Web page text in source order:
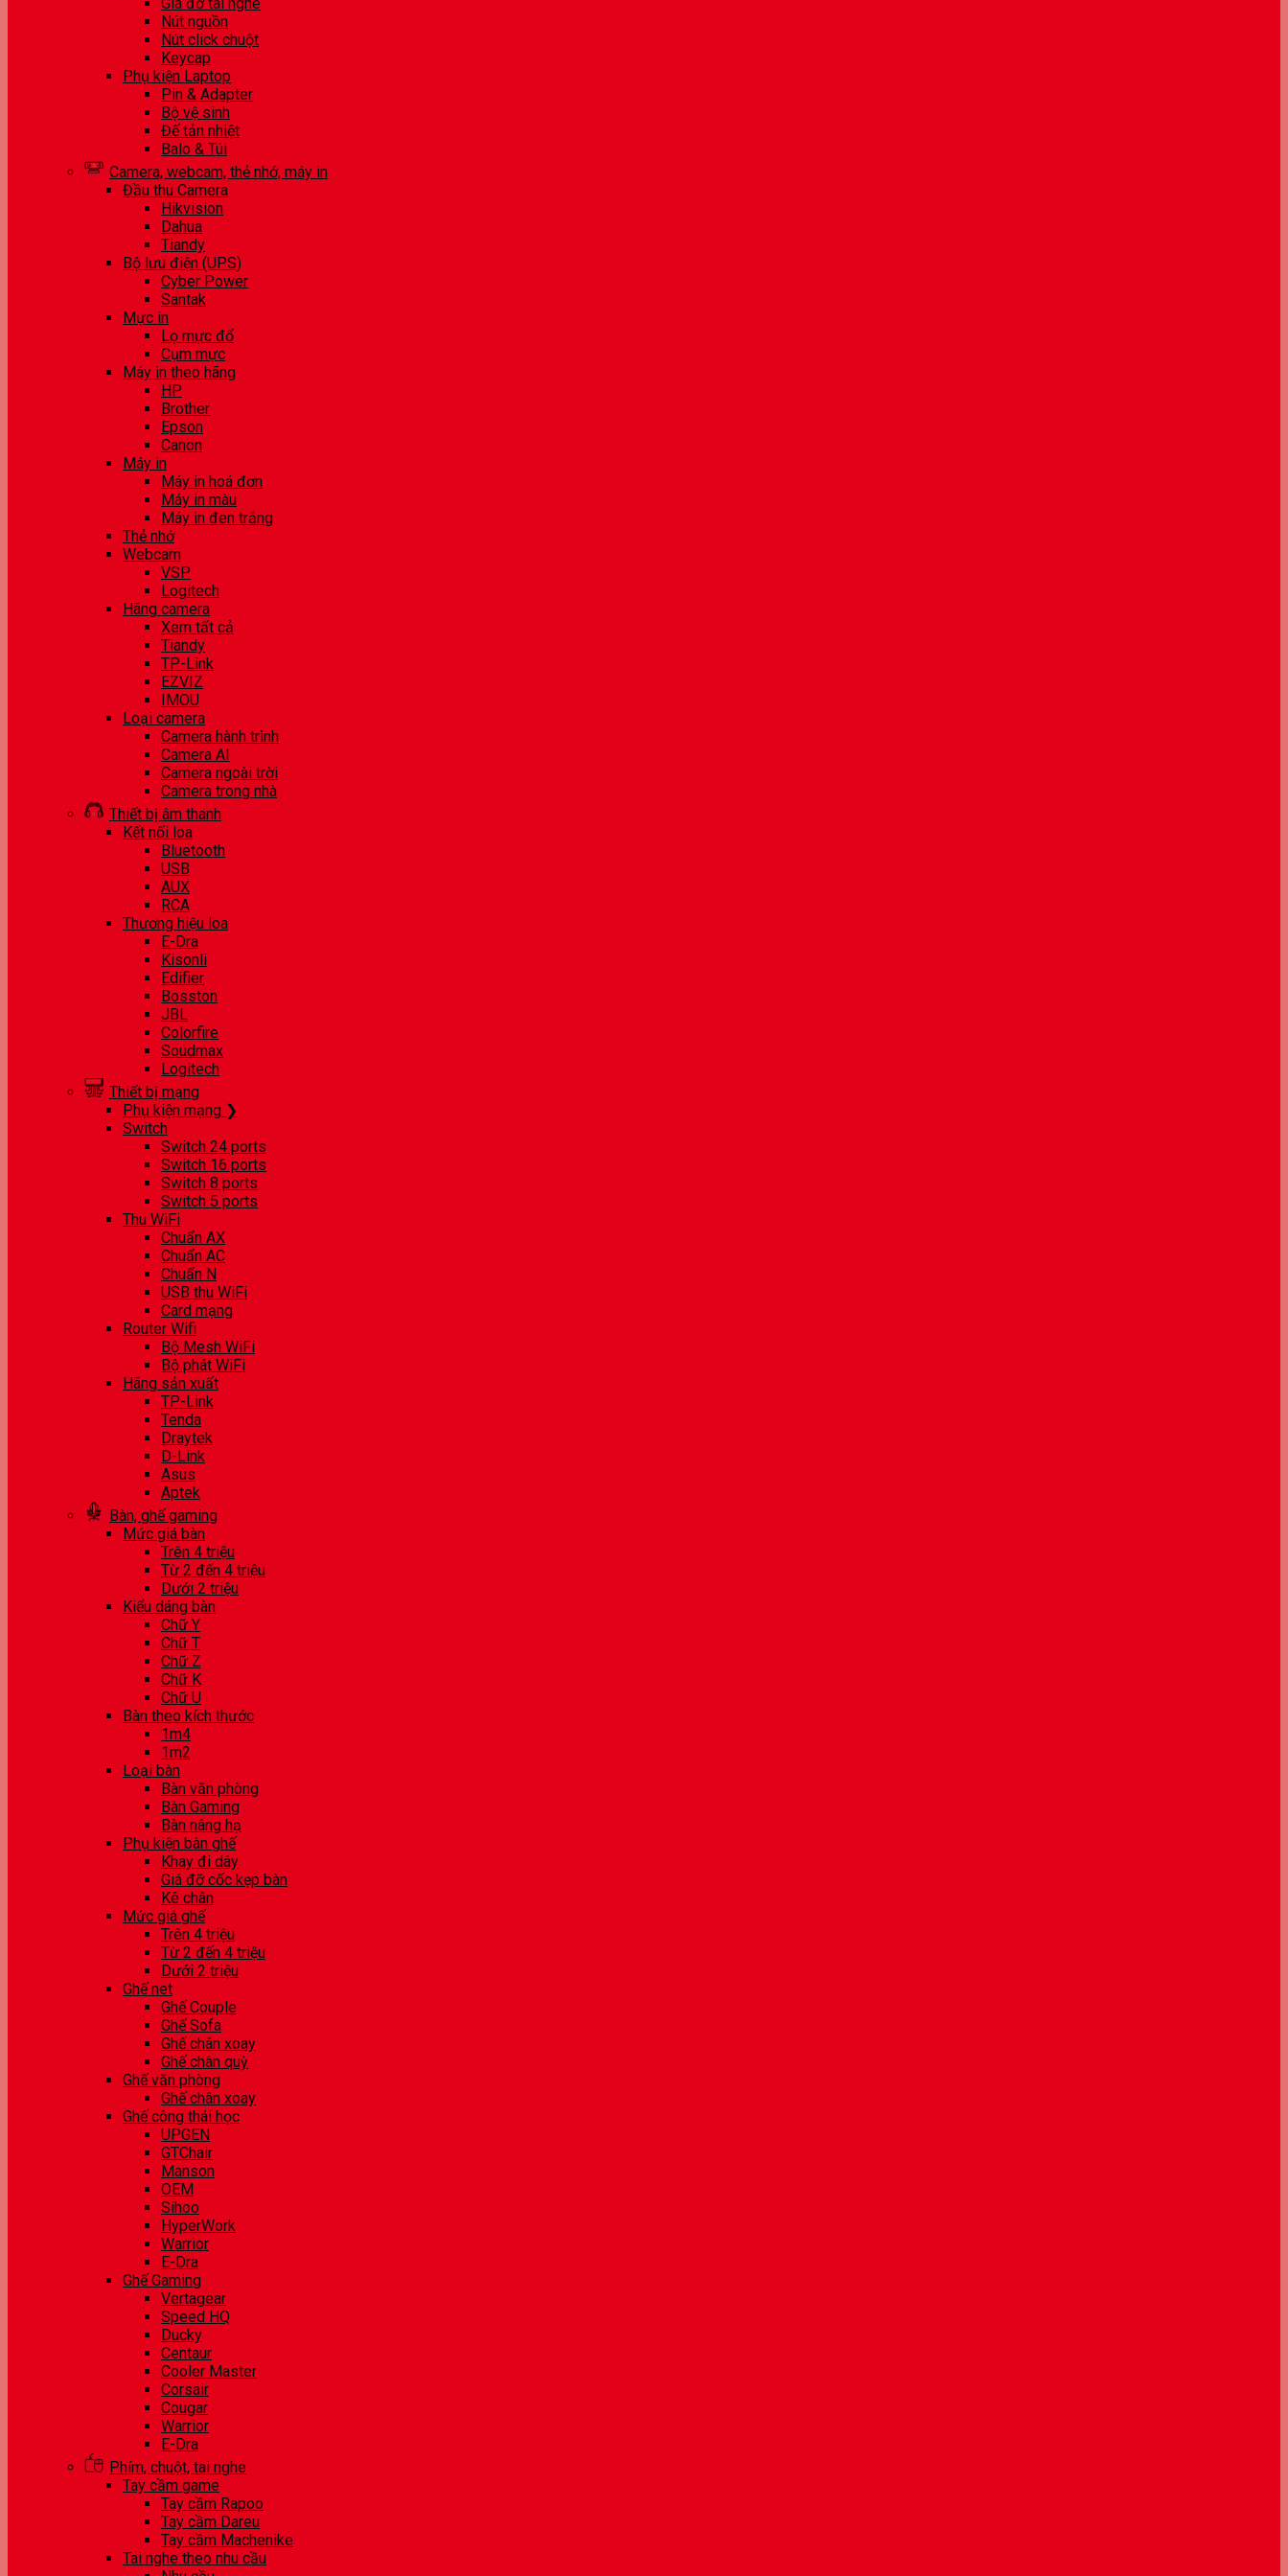
Nút nguồn
Nút click chuột
Keycap
Phụ kiện Laptop
Pin & Adapter
Bộ vệ sinh
Đế tản nhiệt
Balo & Túi
Camera, webcam, thẻ nhớ, máy in
Đầu thu Camera
Hikvision
Dahua
Tiandy
Bộ lưu điện (UPS)
Cyber Power
Santak
Mực in
Lọ mực đổ
Cụm mực
Máy in theo hãng
HP
Brother
Epson
Canon
Máy in
Máy in hoá đơn
Máy in màu
Máy in đen trắng
Thẻ nhớ
Webcam
VSP
Logitech
Hãng camera
Xem tất cả
Tiandy
TP-Link
EZVIZ
IMOU
Loại camera
Camera hành trình
Camera AI
Camera ngoài trời
Camera trong nhà
Thiết bị âm thanh
Kết nối loa
Bluetooth
USB
AUX
RCA
Thương hiệu loa
E-Dra
Kisonli
Edifier
Bosston
JBL
Colorfire
Soudmax
Logitech
Thiết bị mạng
Phụ kiện mạng ❯
Switch
Switch 24 ports
Switch 16 ports
Switch 8 ports
Switch 5 ports
Thu WiFi
Chuẩn AX
Chuẩn AC
Chuẩn N
USB thu WiFi
Card mạng
Router Wifi
Bộ Mesh WiFi
Bộ phát WiFi
Hãng sản xuất
TP-Link
Tenda
Draytek
D-Link
Asus
Aptek
Bàn, ghế gaming
Mức giá bàn
Trên 4 triệu
Từ 2 đến 4 triệu
Dưới 2 triệu
Kiểu dáng bàn
Chữ Y
Chữ T
Chữ Z
Chữ K
Chữ U
Bàn theo kích thước
1m4
1m2
Loại bàn
Bàn văn phòng
Bàn Gaming
Bàn nâng hạ
Phụ kiện bàn ghế
Khay đi dây
Giá đỡ cốc kẹp bàn
Kê chân
Mức giá ghế
Trên 4 triệu
Từ 2 đến 4 triệu
Dưới 2 triệu
Ghế net
Ghế Couple
Ghế Sofa
Ghế chân xoay
Ghế chân quỳ
Ghế văn phòng
Ghế chân xoay
Ghế công thái học
UPGEN
GTChair
Manson
OEM
Sihoo
HyperWork
Warrior
E-Dra
Ghế Gaming
Vertagear
Speed HQ
Ducky
Centaur
Cooler Master
Corsair
Cougar
Warrior
E-Dra
Phím, chuột, tai nghe
Tay cầm game
Tay cầm Rapoo
Tay cầm Dareu
Tay cầm Machenike
Tai nghe theo nhu cầu